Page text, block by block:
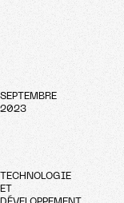
TECHNOLOGIE
ET
SEPTEMBRE
2023